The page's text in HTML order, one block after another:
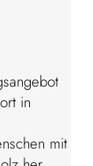
in
mit